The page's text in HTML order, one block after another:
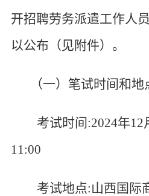
开招聘劳务派遣工作人员
以公布（ 见附件）。
（一）笔试时间和地
考试时间:2024年12
11:00
考试地点:山西国际